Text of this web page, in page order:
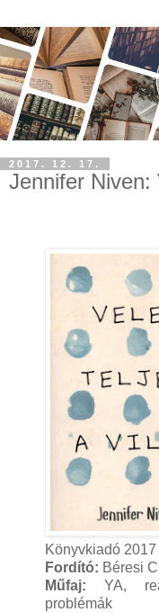
2017. 12. 17.
Jennifer Niven:
Könyvkiadó 2017
Fordító: Béresi
Műfaj: YA,
problémák